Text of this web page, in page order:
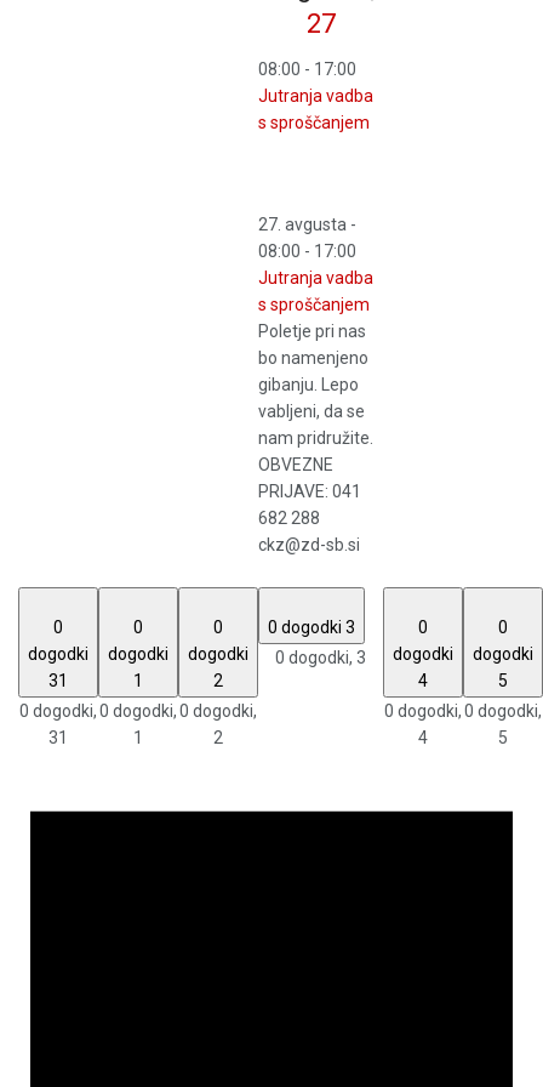
27
08:00 - 17:00
Jutranja vadba
s sproščanjem
27. avgusta -
08:00 - 17:00
Jutranja vadba
s sproščanjem
Poletje pri nas
bo namenjeno
gibanju. Lepo
vabljeni, da se
nam pridružite.
OBVEZNE
PRIJAVE: 041
682 288
ckz@zd-sb.si
0
dogodki
31
0 dogodki,
31
0
dogodki
1
0 dogodki,
1
0
dogodki
2
0 dogodki,
2
0 dogodki 3
0 dogodki, 3
0
dogodki
4
0 dogodki,
4
0
dogodki
5
0 dogodki,
5